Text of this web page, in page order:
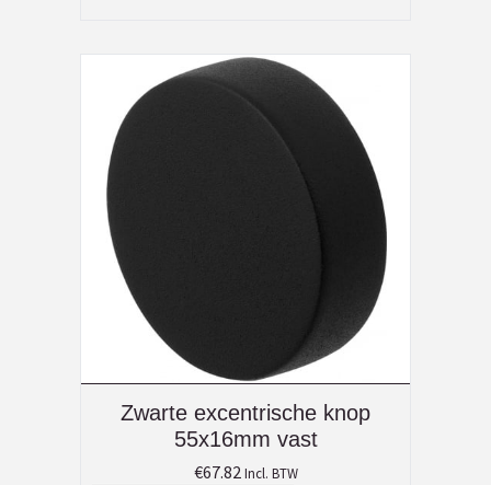
Zwarte excentrische knop
55x16mm vast
€67.82 Incl. BTW